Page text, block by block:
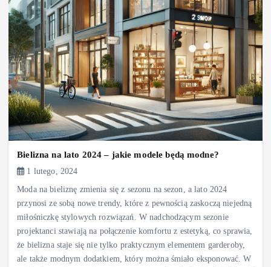
Bielizna na lato 2024 – jakie modele będą modne?
1 lutego, 2024
Moda na bieliznę zmienia się z sezonu na sezon, a lato 2024
przynosi ze sobą nowe trendy, które z pewnością zaskoczą niejedną
miłośniczkę stylowych rozwiązań. W nadchodzącym sezonie
projektanci stawiają na połączenie komfortu z estetyką, co sprawia,
że bielizna staje się nie tylko praktycznym elementem garderoby,
ale także modnym dodatkiem, który można śmiało eksponować. W